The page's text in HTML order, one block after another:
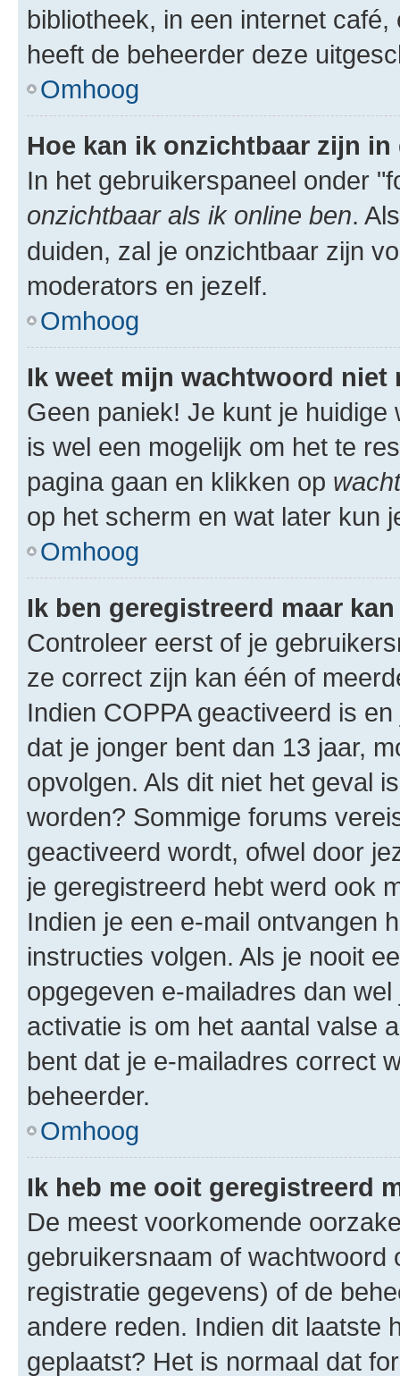
bibliotheek, in een internet
heeft de beheerder deze
Omhoog
Hoe kan ik onzichtbaar zijn
In het gebruikerspaneel onder
onzichtbaar als ik online ben.
duiden, zal je onzichtbaar zijn
moderators en jezelf.
Omhoog
Ik weet mijn wachtwoord niet
Geen paniek! Je kunt je
is wel een mogelijk om het te
pagina gaan en klikken op
op het scherm en wat later kun
Omhoog
Ik ben geregistreerd maar
Controleer eerst of je
ze correct zijn kan één of
Indien COPPA geactiveerd is
dat je jonger bent dan 13 jaar,
opvolgen. Als dit niet het geval
worden? Sommige forums
geactiveerd wordt, ofwel door
je geregistreerd hebt werd ook
Indien je een e-mail ontvangen
instructies volgen. Als je nooit
opgegeven e-mailadres dan
activatie is om het aantal valse
bent dat je e-mailadres correct
beheerder.
Omhoog
Ik heb me ooit geregistreerd
De meest voorkomende
gebruikersnaam of wachtwoord
registratie gegevens) of de
andere reden. Indien dit laatste
geplaatst? Het is normaal dat